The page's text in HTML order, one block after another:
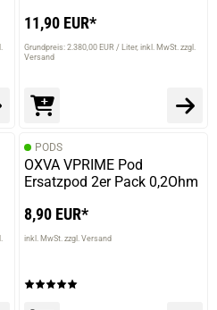
11,90 EUR*
Grundpreis: 2.380,00 EUR / Liter inkl. MwSt. zzgl.
Versand
PODS
OXVA VPRIME Pod
Ersatzpod 2er Pack 0,2Ohm
8,90 EUR*
inkl. MwSt. zzgl. Versand